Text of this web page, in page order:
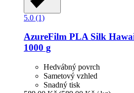
5.0 (1)
AzureFilm PLA Silk
1000 g
Hedvábný povrch
Sametový vzhled
Snadný tisk